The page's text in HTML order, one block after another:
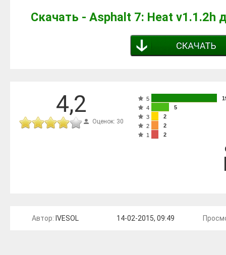
Скачать - Asphalt 7: Heat v1.1.2h
4,2
Оценок: 30
5
4
5
3
2
2
2
1
2
Автор: IVESOL 14-02-2015, 09:49